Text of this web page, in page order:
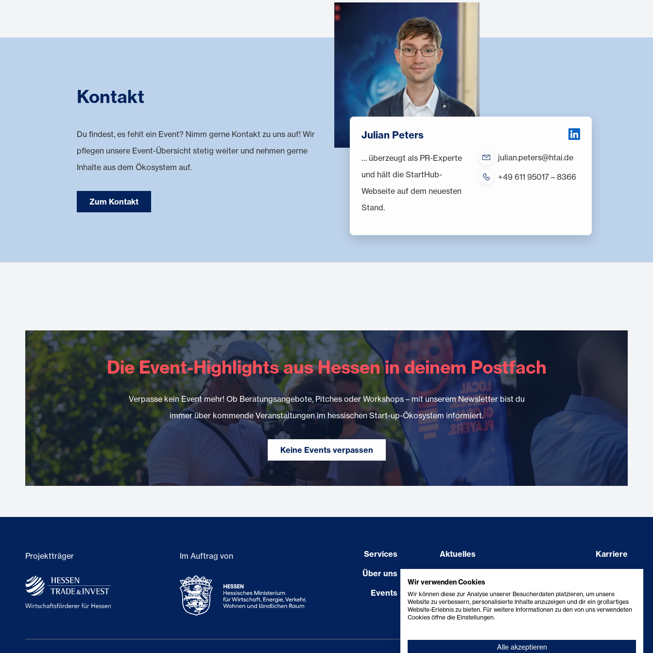
Kontakt
Du findest, es fehlt ein Event? Nimm gerne Kontakt zu uns auf! Wir
pflegen unsere Event-Übersicht stetig weiter und nehmen gerne
Inhalte aus dem Ökosystem auf.
Zum Kontakt
Julian Peters
… überzeugt als PR-Experte
und hält die StartHub-
Webseite auf dem neuesten
Stand.
julian.peters@htai.de
+49 611 95017 – 8366
Die Event-Highlights aus Hessen in deinem Postfach
Verpasse kein Event mehr! Ob Beratungsangebote, Pitches oder Workshops – mit unserem Newsletter bist du
immer über kommende Veranstaltungen im hessischen Start-up-Ökosystem informiert.
Keine Events verpassen
Projektträger Im Auftrag von Services Aktuelles
Karriere
Über uns
Events
Kontakt Erklärung zur Barrierefreiheit
Wir verwenden Cookies
Wir können diese zur Analyse unserer Besucherdaten platzieren, um unsere
Website zu verbessern, personalisierte Inhalte anzuzeigen und dir ein großartiges
Website-Erlebnis zu bieten. Für weitere Informationen zu den von uns verwendeten
Cookies öffne die Einstellungen.
Alle akzeptieren